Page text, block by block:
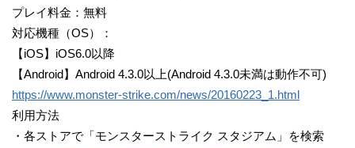
プレイ料金：無料
対応機種（OS）：
【iOS】iOS6.0以降
【Android】Android 4.3.0以上(Android 4.3.0未満は動作不可)
https://www.monster-strike.com/news/20160223_1.html
利用方法
・各ストアで「モンスターストライク スタジアム」を検索